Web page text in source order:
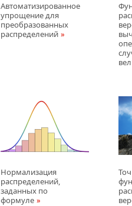
Автоматизированное
упрощение для
преобразованных
распределений
Нормализация
распределений,
заданных по
формуле